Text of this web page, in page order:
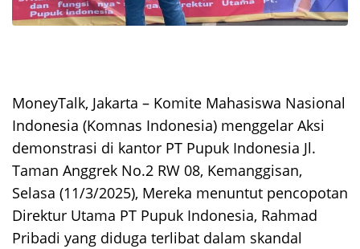
MoneyTalk, Jakarta – Komite Mahasiswa Nasional
Indonesia (Komnas Indonesia) menggelar Aksi
demonstrasi di kantor PT Pupuk Indonesia Jl.
Taman Anggrek No.2 RW 08, Kemanggisan,
Selasa (11/3/2025), Mereka menuntut pencopotan
Direktur Utama PT Pupuk Indonesia, Rahmad
Pribadi yang diduga terlibat dalam skandal